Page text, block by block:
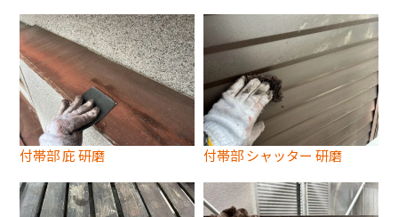
付帯部 庇 研磨 付帯部 シャッター 研磨